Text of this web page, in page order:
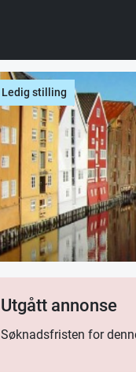
Ledig stilling
Utgått annonse
Søknadsfristen for